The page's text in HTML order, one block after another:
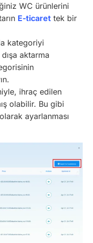
WC ürünlerini
E-ticaret tek bir
kategoriyi
aktarma
ihraç edilen
olabilir. Bu gibi
ayarlanması